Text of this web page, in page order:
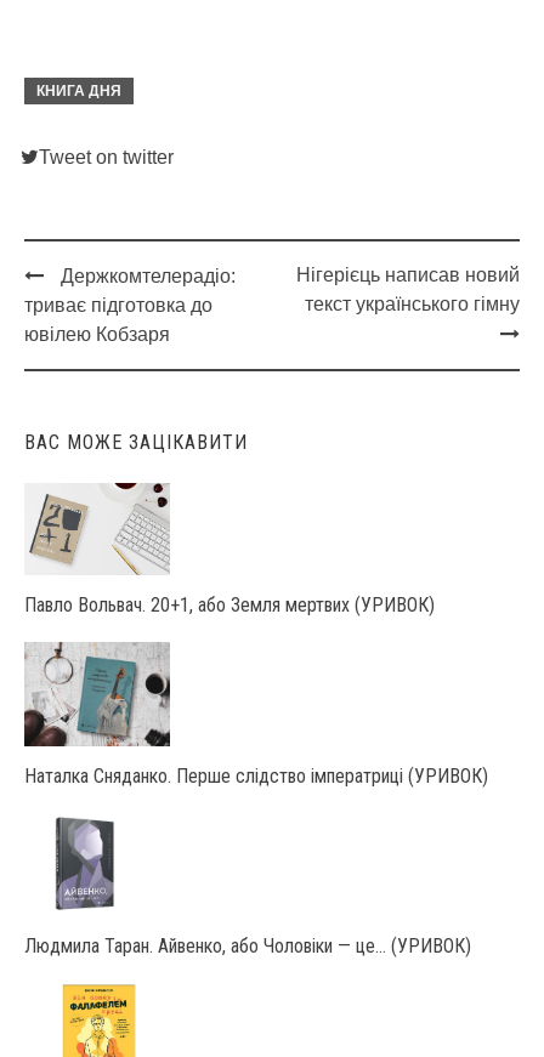
КНИГА ДНЯ
Tweet on twitter
Post
navigation
Держкомтелерадіо:
триває підготовка до
ювілею Кобзаря
Нігерієць написав новий
текст українського гімну
ВАС МОЖЕ ЗАЦІКАВИТИ
Павло Вольвач. 20+1, або Земля мертвих (УРИВОК)
Наталка Сняданко. Перше слідство імператриці (УРИВОК)
Людмила Таран. Айвенко, або Чоловіки — це… (УРИВОК)